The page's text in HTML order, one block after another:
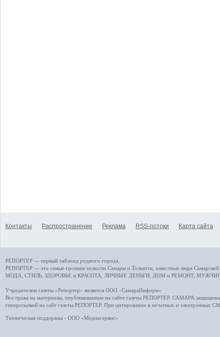
Контакты Распространение Реклама RSS-потоки Карта сайта
РЕПОРТЕР — первый таблоид родного города.
РЕПОРТЕР — это самые громкие новости Самары и Тольятти, известные люди
МОДА, СТИЛЬ ЗДОРОВЬЕ и КРАСОТА ЛИЧНЫЕ ДЕНЬГИ ДОМ и РЕМОНТ,
Учредителем газеты «Репортер» является ООО «СамараИнформ»
Все права на материалы, опубликованные на сайте газеты РЕПОРТЕР. САМАРА защищены.
гиперссылкой на сайт газеты РЕПОРТЕР. При цитировании в печатных и электронных
Техническая поддержка - ООО «Медиасервис»